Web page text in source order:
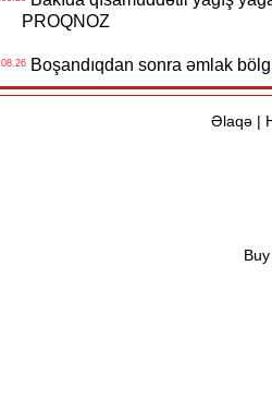
PROQNOZ
Boşandıqdan sonra əmlak
Əlaqə|